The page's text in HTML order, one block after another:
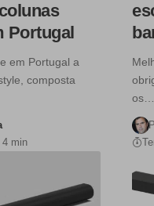
Portugal
em Portugal a
composta
4 min
os…